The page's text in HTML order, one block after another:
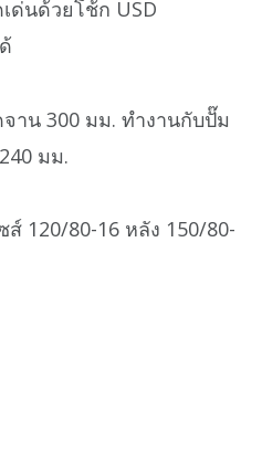
ด่นด้วยโช้ก USD
าน 300 มม. ทำงานกับปั๊ม
มม.
120/80-16 หลัง 150/80-